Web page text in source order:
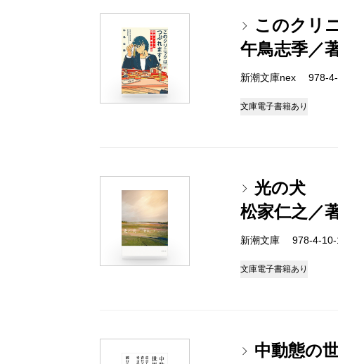
このクリ
午鳥志季／
新潮文庫nex 978-
文庫電子書籍あり
光の犬
松家仁之／
新潮文庫 978-4-
文庫電子書籍あり
中動態の